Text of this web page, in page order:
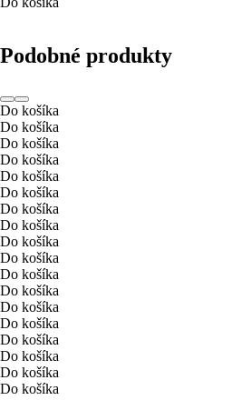
Podobné produkty
Do košíka
Do košíka
Do košíka
Do košíka
Do košíka
Do košíka
Do košíka
Do košíka
Do košíka
Do košíka
Do košíka
Do košíka
Do košíka
Do košíka
Do košíka
Do košíka
Do košíka
Do košíka